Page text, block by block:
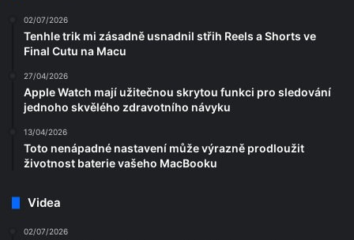
02/07/2026
Tenhle trik mi zásadně usnadnil střih Reels a Shorts ve
Final Cutu na Macu
27/04/2026
Apple Watch mají užitečnou skrytou funkci pro sledování
jednoho skvělého zdravotního návyku
13/04/2026
Toto nenápadné nastavení může výrazně prodloužit
životnost baterie vašeho MacBooku
Videa
02/07/2026